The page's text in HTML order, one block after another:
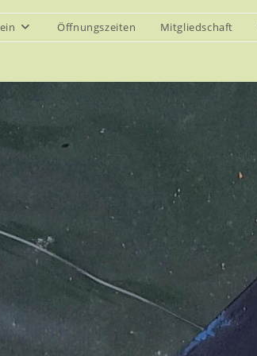
Öffnungszeiten Mitgliedschaft